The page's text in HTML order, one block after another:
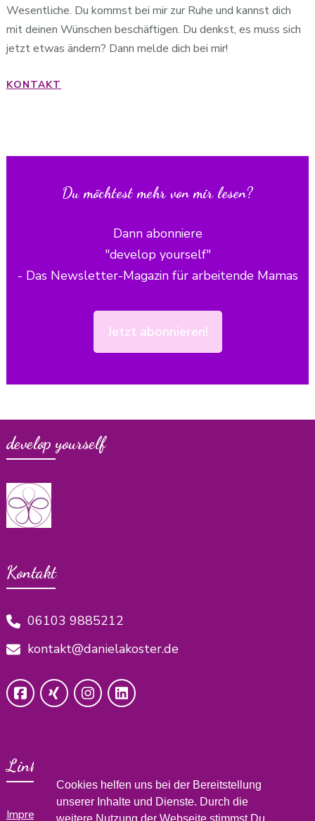
Cookies helfen uns bei der Bereitstellung
unserer Inhalte und Dienste. Durch die
Wesentliche. Du kommst bei mir zur Ruhe und kannst dich
mit deinen Wünschen beschäftigen. Du denkst, es muss sich
jetzt etwas ändern? Dann melde dich bei mir!
KONTAKT
Du möchtest mehr von mir lesen?
Dann abonniere
"develop yourself"
- Das Newsletter-Magazin für arbeitende Mamas
Jetzt abonnieren!
develop yourself
Kontakt
06103 9885212
kontakt@danielakoster.de
Links
Impressum